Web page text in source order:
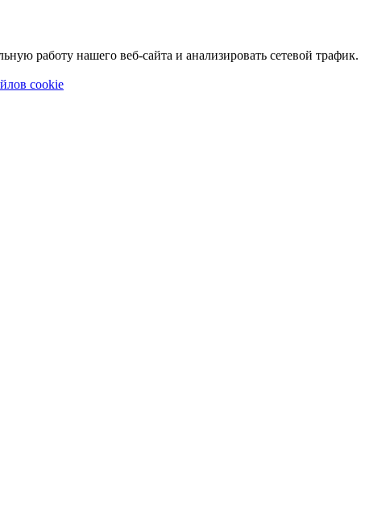
работу нашего веб-сайта и анализировать сетевой трафик.
cookie